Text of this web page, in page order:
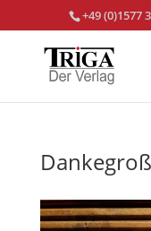
+49 (0)1577
Dankegroß